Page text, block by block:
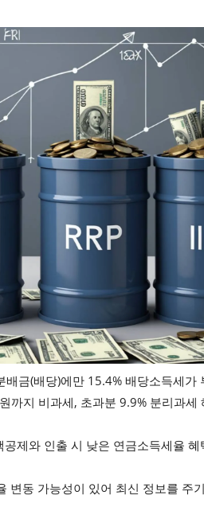
금(배당)에만 15.4% 배당소득세가
까지 비과세, 초과분 9.9% 분리과세
제와 인출 시 낮은 연금소득세율
변동 가능성이 있어 최신 정보를 주